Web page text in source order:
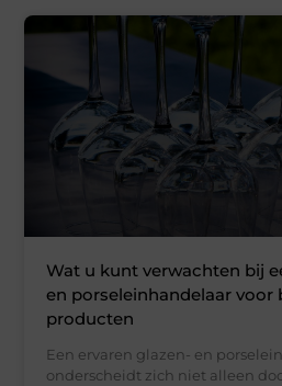
Wat u kunt verwachten bij
en porseleinhandelaar voor
producten
Een ervaren glazen- en
onderscheidt zich niet alleen